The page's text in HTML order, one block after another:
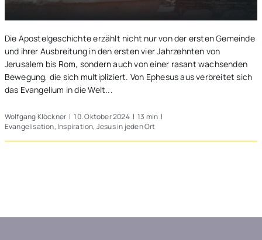
Die Apostelgeschichte erzählt nicht nur von der ersten Gemeinde
und ihrer Ausbreitung in den ersten vier Jahrzehnten von
Jerusalem bis Rom, sondern auch von einer rasant wachsenden
Bewegung, die sich multipliziert. Von Ephesus aus verbreitet sich
das Evangelium in die Welt...
Wolfgang Klöckner | 10. Oktober 2024 | 13 min |
Evangelisation, Inspiration, Jesus in jeden Ort